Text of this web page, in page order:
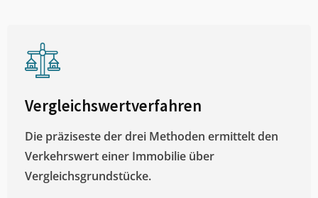
Vergleichswertverfahren
Die präziseste der drei Methoden ermittelt den
Verkehrswert einer Immobilie über
Vergleichsgrundstücke.